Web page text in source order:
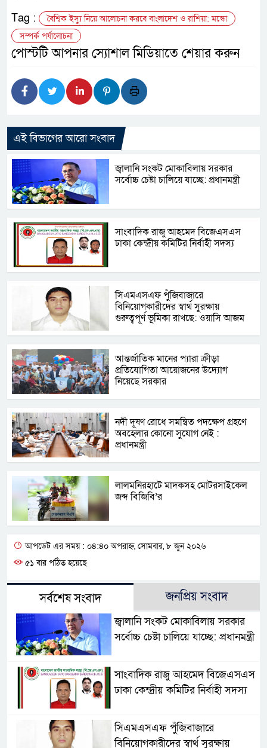
Tag :
বৈশ্বিক ইস্যু নিয়ে আলোচনা করবে বাংলাদেশ ও রাশিয়া: মস্কো
সম্পর্ক পর্যালোচনা
পোস্টটি আপনার স্যোশাল মিডিয়াতে শেয়ার করুন
এই বিভাগের আরো সংবাদ
জ্বালানি সংকট মোকাবিলায় সরকার
সর্বোচ্চ চেষ্টা চালিয়ে যাচ্ছে: প্রধানমন্ত্রী
সাংবাদিক রাজু আহমেদ বিজেএসএস
ঢাকা কেন্দ্রীয় কমিটির নির্বাহী সদস্য
সিএমএসএফ পুঁজিবাজারে
বিনিয়োগকারীদের স্বার্থ সুরক্ষায়
গুরুত্বপূর্ণ ভূমিকা রাখছে: ওয়াসি আজম
আন্তর্জাতিক মানের প্যারা ক্রীড়া
প্রতিযোগিতা আয়োজনের উদ্যোগ
নিয়েছে সরকার
নদী দূষণ রোধে সমন্বিত পদক্ষেপ গ্রহণে
অবহেলার কোনো সুযোগ নেই :
প্রধানমন্ত্রী
লালমনিরহাটে মাদকসহ মোটরসাইকেল
জব্দ বিজিবি’র
আপডেট এর সময় : ০৪:৪০ অপরাহ্ন, সোমবার, ৮ জুন ২০২৬
৫১ বার পঠিত হয়েছে
সর্বশেষ সংবাদ জনপ্রিয় সংবাদ
জ্বালানি সংকট মোকাবিলায় সরকার
সর্বোচ্চ চেষ্টা চালিয়ে যাচ্ছে: প্রধানমন্ত্রী
সাংবাদিক রাজু আহমেদ বিজেএসএস
ঢাকা কেন্দ্রীয় কমিটির নির্বাহী সদস্য
সিএমএসএফ পুঁজিবাজারে
বিনিয়োগকারীদের স্বার্থ সুরক্ষায়